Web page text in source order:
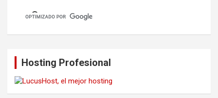
Hosting Profesional